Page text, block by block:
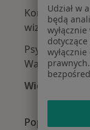
Konsultacja
wizyta) w
Psychiatric
Warszawie
Więcej (15)
Więcej
Popularne
Udział w
będą